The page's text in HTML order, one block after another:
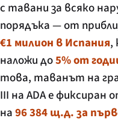
с тавани за всяко
порядъка — от
€1 милион в Испания,
наложи до5% от
това, таванът на
III наADAе фиксиран
на96 384 щ.д. за